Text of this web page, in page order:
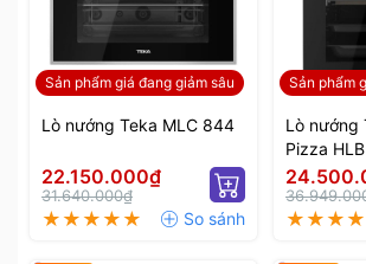
Sản phẩm giá đang giảm sâu
Lò nướng Teka MLC 844
22.150.000₫
31.640.000₫
Sản phẩm
Lò nướng
Pizza